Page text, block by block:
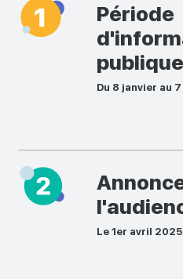
Période
publique
Du 8 janvier au
Le 1er avril 2025